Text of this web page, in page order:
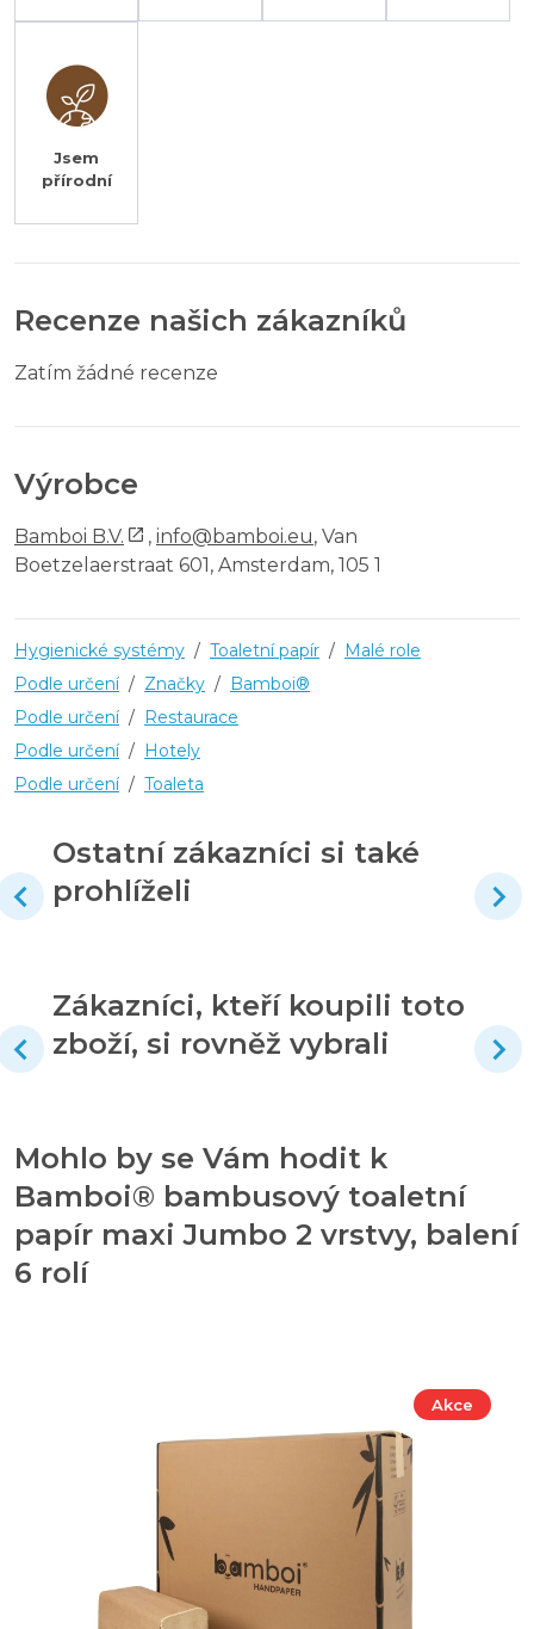
Jsem
přírodní
Recenze našich zákazníků
Zatím žádné recenze
Výrobce
Bamboi B.V. , info@bamboi.eu, Van
Boetzelaerstraat 601, Amsterdam, 105 1
Hygienické systémy / Toaletní papír / Malé role
Podle určení / Značky / Bamboi®
Podle určení / Restaurace
Podle určení / Hotely
Podle určení / Toaleta
Ostatní zákazníci si také
prohlíželi
Zákazníci, kteří koupili toto
zboží, si rovněž vybrali
Mohlo by se Vám hodit k
Bamboi® bambusový toaletní
papír maxi Jumbo 2 vrstvy, balení
6 rolí
Akce